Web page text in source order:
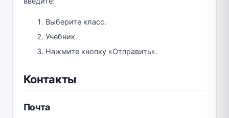
Выберите класс.
Учебник.
Нажмите кнопку «Отправить».
Контакты
Почта